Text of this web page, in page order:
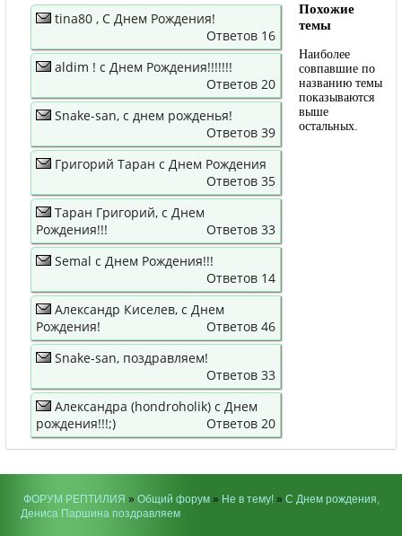
tina80 , С Днем Рождения!
Ответов 16
aldim ! с Днем Рождения!!!!!!!
Ответов 20
Snake-san, с днем рожденья!
Ответов 39
Григорий Таран с Днем Рождения
Ответов 35
Таран Григорий, с Днем
Рождения!!!
Ответов 33
Semal с Днем Рождения!!!
Ответов 14
Александр Киселев, с Днем
Рождения!
Ответов 46
Snake-san, поздравляем!
Ответов 33
Александра (hondroholik) с Днем
рождения!!!;)
Ответов 20
Похожие
темы
Наиболее
совпавшие по
названию темы
показываются
выше
остальных.
ФОРУМ РЕПТИЛИЯ » Общий форум» Не в тему!» С Днем рождения,
Дениса Паршина поздравляем